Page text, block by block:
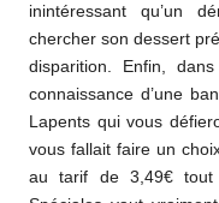
inintéressant qu’un
chercher son dessert
disparition. Enfin,
connaissance d’une
Lapents qui vous
vous fallait faire un
au tarif de 3,49€ tout